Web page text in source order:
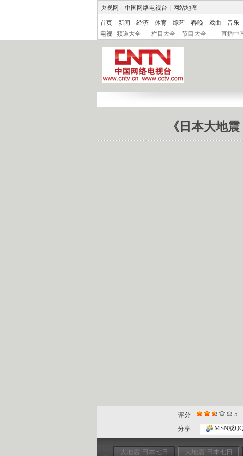
央视网 中国网络电视台 网站地图
首页 新闻 经济 体育 综艺 春晚 戏曲 音乐
电视
频道大全 栏目大全 节目大全 直播中
《日本大地
评分 5
分享
MSN或
大地震·日本七日
大地震·日本七日